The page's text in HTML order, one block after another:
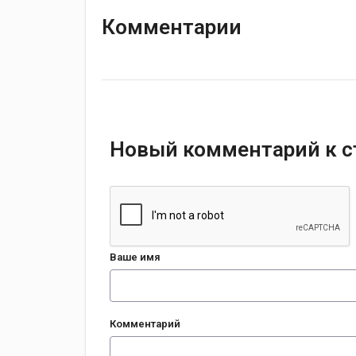
Комментарии
Новый комментарий к
Ваше имя
Комментарий